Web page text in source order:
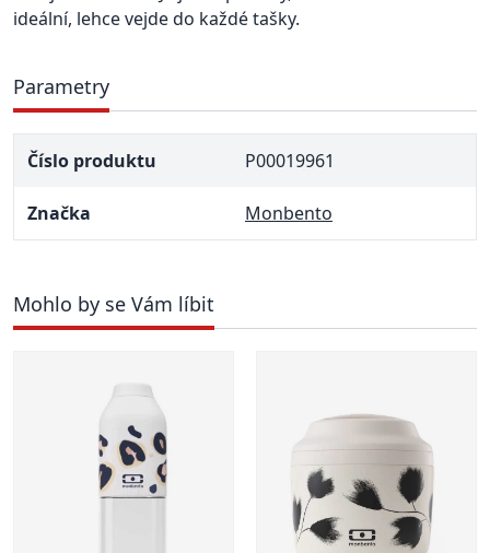
ideální, lehce vejde do každé tašky.
Parametry
Číslo produktu P00019961
Značka Monbento
Mohlo by se Vám líbit